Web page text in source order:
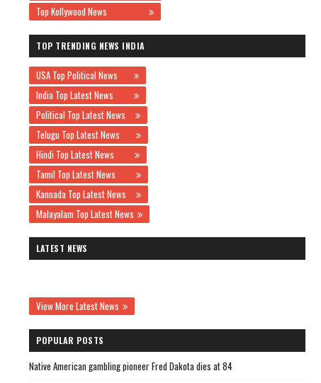
Top Kollywood News
TOP TRENDING NEWS INDIA
USA Top Political News
India Top Latest News
Political Top Latest News
Telugu Top Latest News
Hindi Top Latest News
Tamil Top Latest News
Kannada Top Latest News
Malayalam Top Latest News
LATEST NEWS
View More Latest News
POPULAR POSTS
Native American gambling pioneer Fred Dakota dies at 84